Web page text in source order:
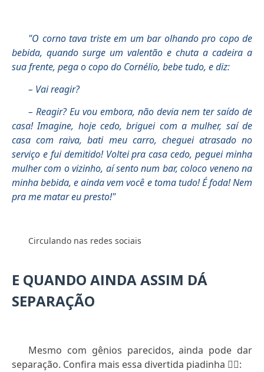
"O corno tava triste em um bar olhando pro copo de
bebida, quando surge um valentão e chuta a cadeira a
sua frente, pega o copo do Cornélio, bebe tudo, e diz:
– Vai reagir?
– Reagir? Eu vou embora, não devia nem ter saído de
casa! Imagine, hoje cedo, briguei com a mulher, saí de
casa com raiva, bati meu carro, cheguei atrasado no
serviço e fui demitido! Voltei pra casa cedo, peguei minha
mulher com o vizinho, aí sento num bar, coloco veneno na
minha bebida, e ainda vem você e toma tudo! É foda! Nem
pra me matar eu presto!"
Circulando nas redes sociais
E QUANDO AINDA ASSIM DÁ
SEPARAÇÃO
Mesmo com gênios parecidos, ainda pode dar
separação. Confira mais essa divertida piadinha 👇🏻: